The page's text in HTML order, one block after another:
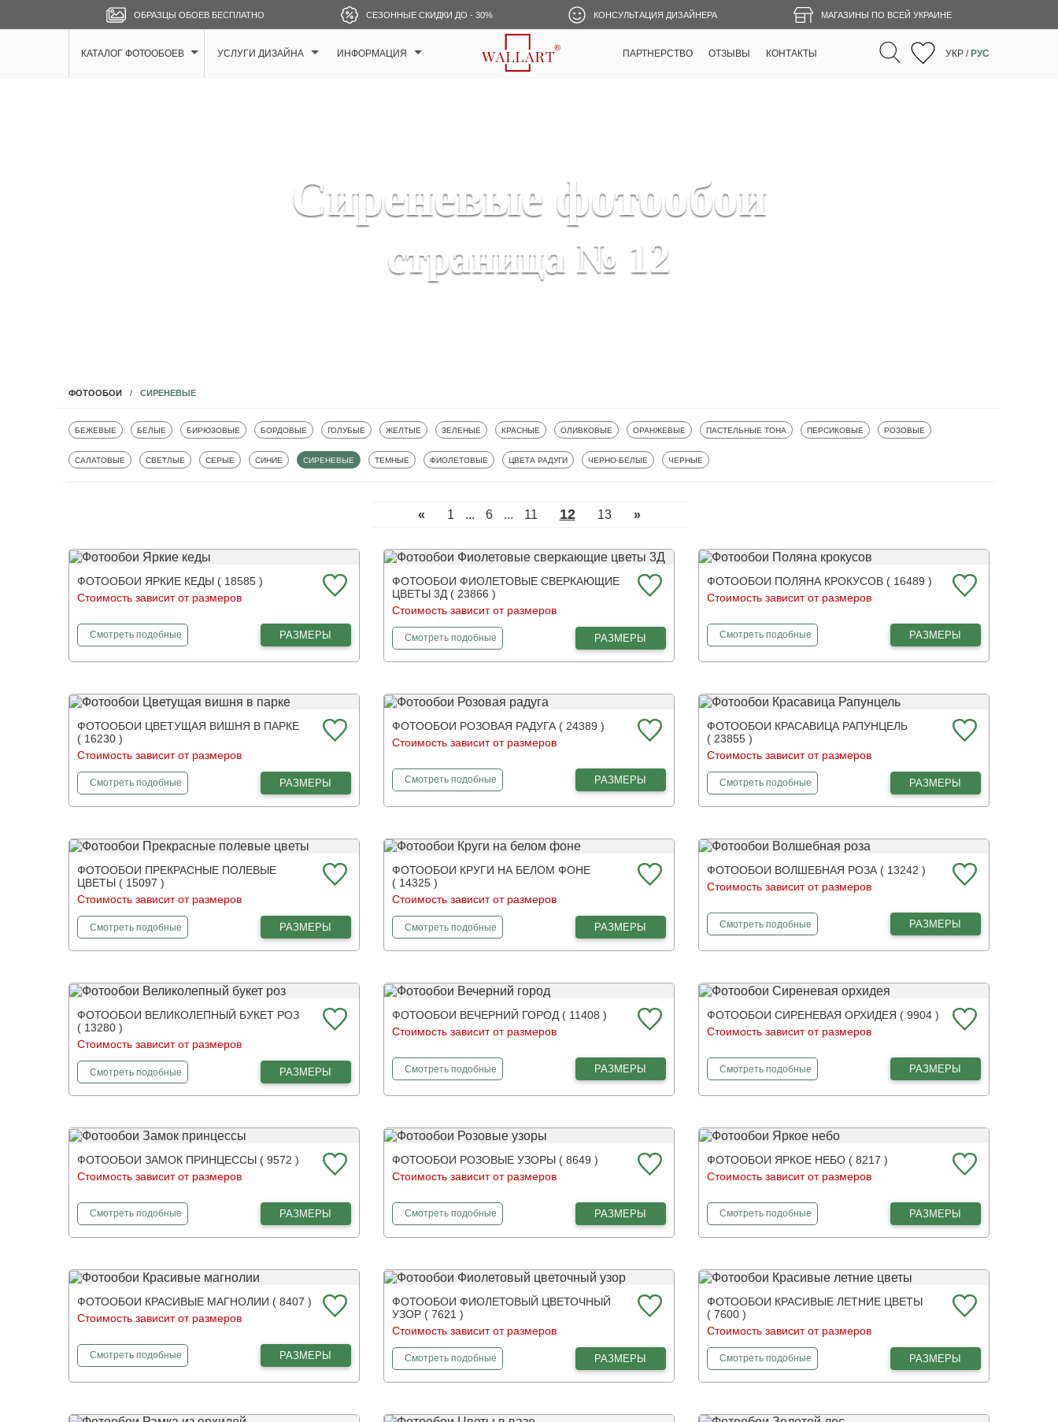
ОБРАЗЦЫ ОБОЕВ БЕСПЛАТНО СЕЗОННЫЕ СКИДКИ ДО - 30% КОНСУЛЬТАЦИЯ ДИЗАЙНЕРА МАГАЗИНЫ ПО ВСЕЙ УКРАИНЕ
КАТАЛОГ ФОТООБОЕВ УСЛУГИ ДИЗАЙНА ИНФОРМАЦИЯ ПАРТНЕРСТВО ОТЗЫВЫ КОНТАКТЫ УКР / РУС
Сиреневые фотообои
страница № 12
ФОТООБОИ СИРЕНЕВЫЕ
ФОТООБОИ
БЕЖЕВЫЕ ФОТООБОИ
БЕЛЫЕ ФОТООБОИ
БИРЮЗОВЫЕ ФОТООБОИ
БОРДОВЫЕ ФОТООБОИ
ГОЛУБЫЕ ФОТООБОИ
ЖЕЛТЫЕ ФОТООБОИ
ЗЕЛЕНЫЕ ФОТООБОИ
КРАСНЫЕ ФОТООБОИ
ОЛИВКОВЫЕ ФОТООБОИ
ОРАНЖЕВЫЕ ФОТООБОИ
ПАСТЕЛЬНЫЕ ТОНА ФОТООБОИ
ПЕРСИКОВЫЕ ФОТООБОИ
РОЗОВЫЕ
ФОТООБОИ
САЛАТОВЫЕ ФОТООБОИ
СВЕТЛЫЕ ФОТООБОИ
СЕРЫЕ ФОТООБОИ
СИНИЕ ФОТООБОИ
СИРЕНЕВЫЕ ФОТООБОИ
ТЕМНЫЕ ФОТООБОИ
ФИОЛЕТОВЫЕ ФОТООБОИ
ЦВЕТА РАДУГИ ФОТООБОИ
ЧЕРНО-БЕЛЫЕ ФОТООБОИ
ЧЕРНЫЕ
« 1 ... 6 ... 11 12 13 »
ФОТООБОИ ЯРКИЕ КЕДЫ ( 18585 )
Стоимость зависит от размеров
Смотретьфотообои
подобные РАЗМЕРЫ
ФОТООБОИ ФИОЛЕТОВЫЕ СВЕРКАЮЩИЕ
ЦВЕТЫ 3Д ( 23866 )
Стоимость зависит от размеров
Смотретьфотообои
подобныеФиолетовые сверкающие цветы 3Д
РАЗМЕРЫ
ФОТООБОИ ПОЛЯНА КРОКУСОВ ( 16489 )
Стоимость зависит от размеров
Смотретьфотообои
подобныеПоляна крокусов РАЗМЕРЫ
ФОТООБОИ ЦВЕТУЩАЯ ВИШНЯ В ПАРКЕ
( 16230 )
Стоимость зависит от размеров
Смотретьфотообои
подобные Цветущая вишня в паркеРАЗМЕРЫ
ФОТООБОИ РОЗОВАЯ РАДУГА ( 24389 )
Стоимость зависит от размеров
Смотретьфотообои
подобныеРозовая радуга РАЗМЕРЫ
ФОТООБОИ КРАСАВИЦА РАПУНЦЕЛЬ
( 23855 )
Стоимость зависит от размеров
Смотретьфотообои
подобныеКрасавица Рапунцель РАЗМЕРЫ
ФОТООБОИ ПРЕКРАСНЫЕ ПОЛЕВЫЕ
ЦВЕТЫ ( 15097 )
Стоимость зависит от размеров
Смотретьфотообои
подобные Прекрасные полевые цветы
РАЗМЕРЫ
ФОТООБОИ КРУГИ НА БЕЛОМ ФОНЕ
( 14325 )
Стоимость зависит от размеров
Смотретьфотообои
подобныеКруги на белом фоне РАЗМЕРЫ
ФОТООБОИ ВОЛШЕБНАЯ РОЗА ( 13242 )
Стоимость зависит от размеров
Смотретьфотообои
подобныеВолшебная роза РАЗМЕРЫ
ФОТООБОИ ВЕЛИКОЛЕПНЫЙ БУКЕТ РОЗ
( 13280 )
Стоимость зависит от размеров
Смотретьфотообои
подобные Великолепный букет розРАЗМЕРЫ
ФОТООБОИ ВЕЧЕРНИЙ ГОРОД ( 11408 )
Стоимость зависит от размеров
Смотретьфотообои
подобныеВечерний город РАЗМЕРЫ
ФОТООБОИ СИРЕНЕВАЯ ОРХИДЕЯ ( 9904 )
Стоимость зависит от размеров
Смотретьфотообои
подобныеСиреневая орхидея РАЗМЕРЫ
ФОТООБОИ ЗАМОК ПРИНЦЕССЫ ( 9572 )
Стоимость зависит от размеров
Смотретьфотообои
подобные РАЗМЕРЫ
ФОТООБОИ РОЗОВЫЕ УЗОРЫ ( 8649 )
Стоимость зависит от размеров
Смотретьфотообои
подобныеРозовые узоры РАЗМЕРЫ
ФОТООБОИ ЯРКОЕ НЕБО ( 8217 )
Стоимость зависит от размеров
Смотретьфотообои
подобныеЯркое небо РАЗМЕРЫ
ФОТООБОИ КРАСИВЫЕ МАГНОЛИИ ( 8407 )
Стоимость зависит от размеров
Смотретьфотообои
подобные РАЗМЕРЫ
ФОТООБОИ ФИОЛЕТОВЫЙ ЦВЕТОЧНЫЙ
УЗОР ( 7621 )
Стоимость зависит от размеров
Смотретьфотообои
подобныеФиолетовый цветочный узор
РАЗМЕРЫ
ФОТООБОИ КРАСИВЫЕ ЛЕТНИЕ ЦВЕТЫ
( 7600 )
Стоимость зависит от размеров
Смотретьфотообои
подобныеКрасивые летние цветыРАЗМЕРЫ